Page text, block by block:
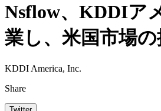
Nsflow、KDDIア
業し、米国市場
KDDI America, Inc.
Share